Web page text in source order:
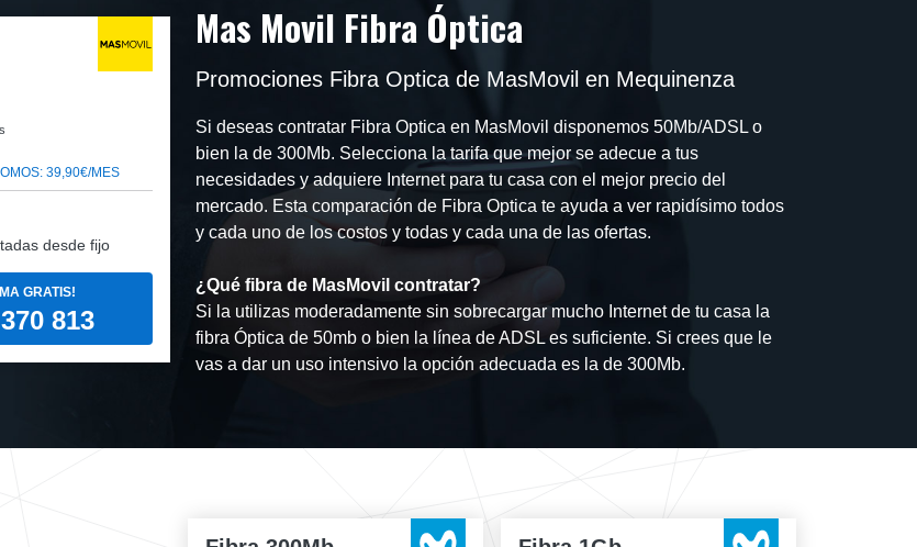
39,90€/MES
desde fijo
GRATIS!
813
Mas Movil Fibra Óptica
Promociones Fibra Optica de MasMovil en Mequinenza
Si deseas contratar Fibra Optica en MasMovil disponemos 50Mb/ADSL o
bien la de 300Mb. Selecciona la tarifa que mejor se adecue a tus
necesidades y adquiere Internet para tu casa con el mejor precio del
mercado. Esta comparación de Fibra Optica te ayuda a ver rapidísimo todos
y cada uno de los costos y todas y cada una de las ofertas.
¿Qué fibra de MasMovil contratar?
Si la utilizas moderadamente sin sobrecargar mucho Internet de tu casa la
fibra Óptica de 50mb o bien la línea de ADSL es suficiente. Si crees que le
vas a dar un uso intensivo la opción adecuada es la de 300Mb.